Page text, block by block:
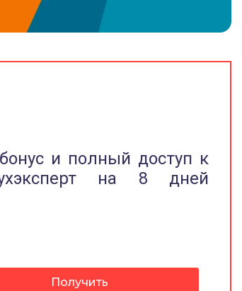
и полный доступ к
на 8 дней